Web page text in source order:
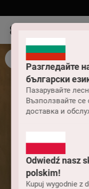
Разгледайте
български
Пазарувайте
Възползвайте се
доставка и
Odwiedź nasz
polskim!
Kupuj wygodnie z